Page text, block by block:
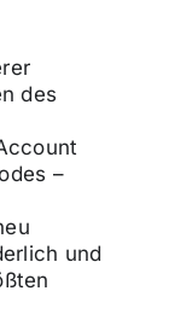
des
–
und